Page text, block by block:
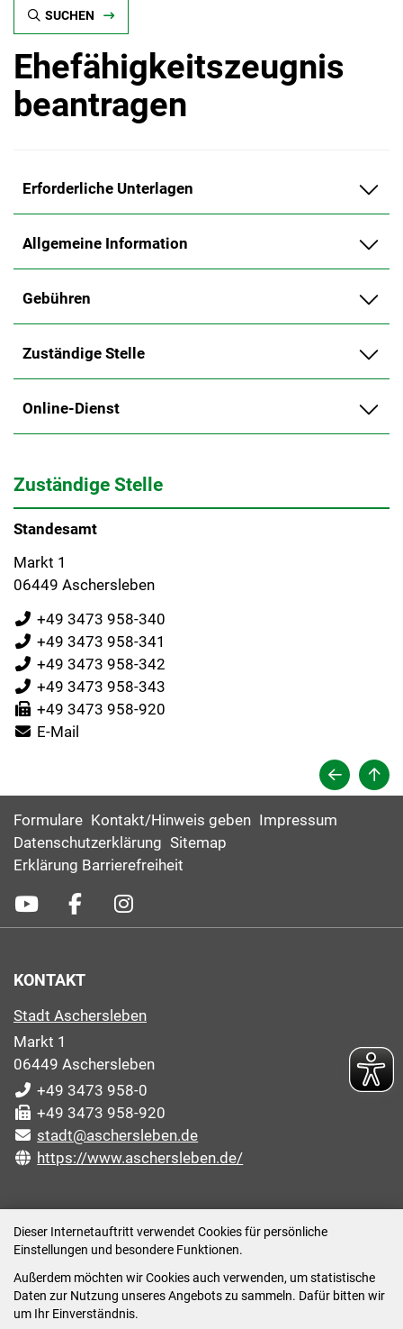
Dieser Internetauftritt verwendet Cookies für persönliche
Einstellungen und besondere Funktionen.
Außerdem möchten wir Cookies auch verwenden, um statistische
Daten zur Nutzung unseres Angebots zu sammeln. Dafür bitten wir
um Ihr Einverständnis.
SUCHEN
Ehefähigkeitszeugnis
beantragen
Erforderliche Unterlagen
Allgemeine Information
Gebühren
Zuständige Stelle
Online-Dienst
Zuständige Stelle
Standesamt
Markt 1
06449 Aschersleben
+49 3473 958-340
+49 3473 958-341
+49 3473 958-342
+49 3473 958-343
+49 3473 958-920
E-Mail
Formulare Kontakt/Hinweis geben Impressum
Datenschutzerklärung Sitemap
Erklärung Barrierefreiheit
KONTAKT
Stadt Aschersleben
Markt 1
06449 Aschersleben
+49 3473 958-0
+49 3473 958-920
stadt@aschersleben.de
https://www.aschersleben.de/
Montag: 09:00-12:00 /14:00-15:00 Uhr
Dienstag: 09:00-12:00 /14:00-16:00 Uhr
Mittwoch: 09:00 - 12:00 Uhr (nach vorheriger